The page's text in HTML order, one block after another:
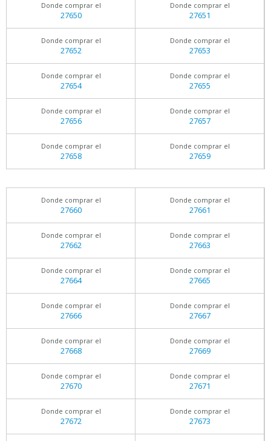
Donde comprar el
27650
Donde comprar el
27651
Donde comprar el
27652
Donde comprar el
27653
Donde comprar el
27654
Donde comprar el
27655
Donde comprar el
27656
Donde comprar el
27657
Donde comprar el
27658
Donde comprar el
27659
Donde comprar el
27660
Donde comprar el
27661
Donde comprar el
27662
Donde comprar el
27663
Donde comprar el
27664
Donde comprar el
27665
Donde comprar el
27666
Donde comprar el
27667
Donde comprar el
27668
Donde comprar el
27669
Donde comprar el
27670
Donde comprar el
27671
Donde comprar el
27672
Donde comprar el
27673